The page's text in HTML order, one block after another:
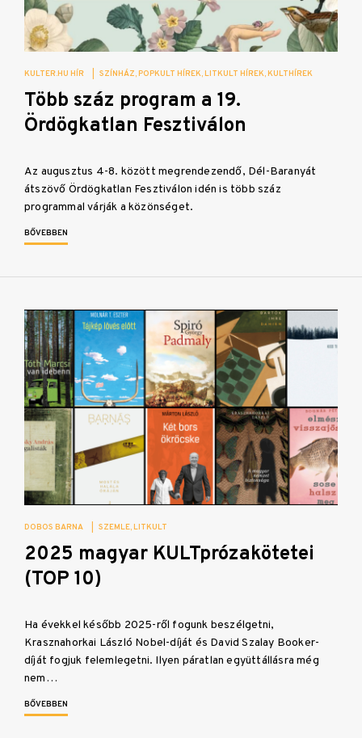
KULTER.HU HÍR SZÍNHÁZ POPKULT HÍREK LITKULT HÍREK KULTHÍREK
Több száz program a 19.
Ördögkatlan Fesztiválon
Az augusztus 4-8. között megrendezendő, Dél-Baranyát
átszövő Ördögkatlan Fesztiválon idén is több száz
programmal várják a közönséget.
BŐVEBBEN
DOBOS BARNA SZEMLE LITKULT
2025 magyar KULTprózakötetei
(TOP 10)
Ha évekkel később 2025-ről fogunk beszélgetni,
Krasznahorkai László Nobel-díját és David Szalay Booker-
díját fogjuk felemlegetni. Ilyen páratlan együttállásra még
nem…
BŐVEBBEN